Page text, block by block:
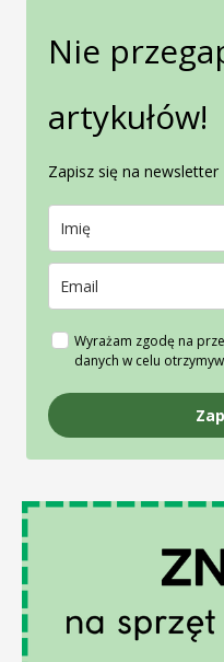
Nie
artykułów!
Zapisz się na newsletter
Wyrażam zgodę na
danych w celu